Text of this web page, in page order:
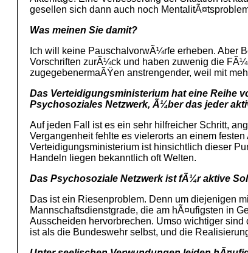
gesellen sich dann auch noch
Was meinen Sie damit?
Ich will keine PauschalvorwÃ¼rfe erheben. Aber
Vorschriften zurÃ¼ck und haben zuwenig die
zugegebenermaÃŸen anstrengender, weil mit
Das Verteidigungsministerium hat eine Reihe
Psychosoziales Netzwerk, Ã¼ber das jeder
Auf jeden Fall ist es ein sehr hilfreicher Schritt,
Vergangenheit fehlte es vielerorts an einem
Verteidigungsministerium ist hinsichtlich dieser
Handeln liegen bekanntlich oft Welten.
Das Psychosoziale Netzwerk ist fÃ¼r aktive
Das ist ein Riesenproblem. Denn um diejenigen
Mannschaftsdienstgrade, die am hÃ¤ufigsten in
Ausscheiden hervorbrechen. Umso wichtiger
ist als die Bundeswehr selbst, und die